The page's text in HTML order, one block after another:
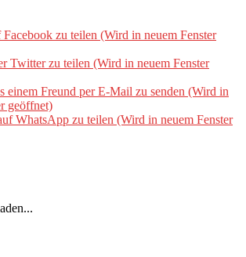
zu teilen (Wird in neuem Fenster
Twitter zu teilen (Wird in neuem Fenster
einem Freund per E-Mail zu senden (Wird in
geöffnet)
WhatsApp zu teilen (Wird in neuem Fenster